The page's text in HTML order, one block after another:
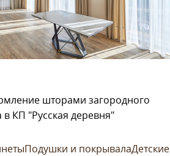
шторами загородного
в КП "Русская деревня"
Подушки и покрывалаДетские